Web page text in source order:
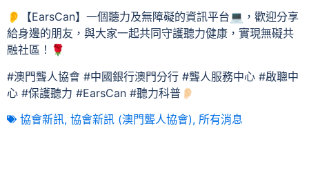
👂【EarsCan】一個聽力及無障礙的資訊平台💻，歡迎分享
給身邊的朋友，與大家一起共同守護聽力健康，實現無礙共
融社區！🌹
#澳門聾人協會 #中國銀行澳門分行 #聾人服務中心 #啟聰中
心 #保護聽力 #EarsCan #聽力科普👂🏻
協會新訊, 協會新訊 (澳門聾人協會), 所有消息